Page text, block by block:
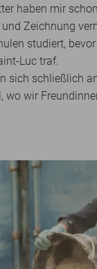
haben mir
Zeichnung
studiert,
Luc traf.
sich schließlich
wo wir